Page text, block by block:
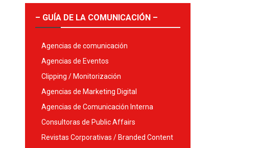
– GUÍA DE LA COMUNICACIÓN –
Agencias de comunicación
Agencias de Eventos
Clipping / Monitorización
Agencias de Marketing Digital
Agencias de Comunicación Interna
Consultoras de Public Affairs
Revistas Corporativas / Branded Content